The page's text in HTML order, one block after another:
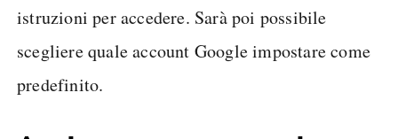
istruzioni per accedere. Sarà poi possibile
scegliere quale account Google impostare come
predefinito.